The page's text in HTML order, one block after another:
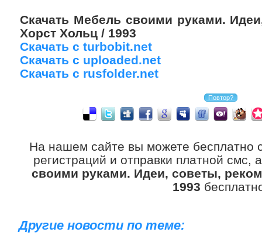
Скачать Мебель своими руками.
Хорст Хольц / 1993
Скачать с turbobit.net
Скачать с uploaded.net
Скачать с rusfolder.net
На нашем сайте вы можете бесплатно
регистраций и отправки платной смс,
своими руками. Идеи, советы,
1993
Другие новости по теме: